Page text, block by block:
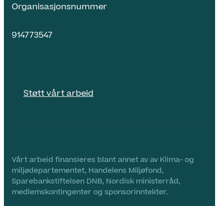
Organisasjonsnummer
914773547
Støtt vårt arbeid
Vårt arbeid finansieres blant annet av av Klima- og
miljødepartementet, Handelens Miljøfond,
Sparebankstiftelsen DNB, Nordisk ministerråd,
medlemskontingenter og sponsorinntekter.